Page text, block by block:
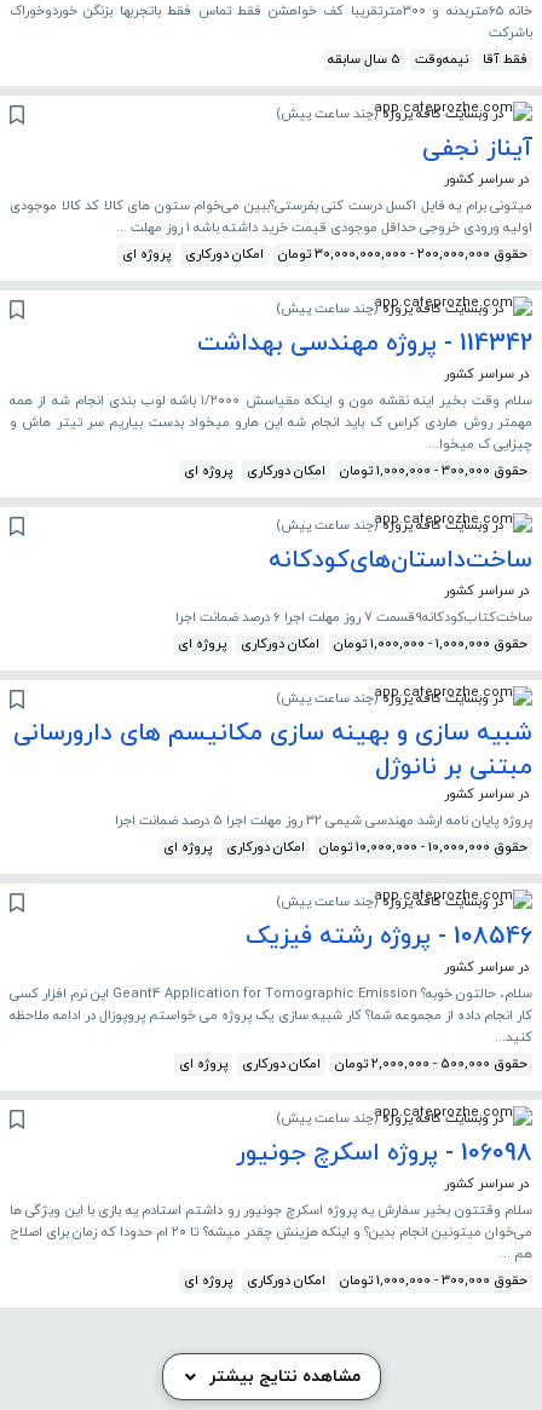
خانه ۶۵متربدنه و ۳۰۰مترتقریبا کف خواهشن فقط تماس فقط باتجربها بزنگن خوردوخوراک
باشرکت
فقط آقا
نیمه‌وقت 5 سال سابقه
در وبسایت کافه پروژه (چند ساعت پیش)
آیناز نجفی
در سراسر کشور
میتونی برام یه فایل اکسل درست کنی بفرستی؟ببین می‌خوام ستون های کالا کد کالا موجودی
اولیه ورودی خروجی حداقل موجودی قیمت خرید داشته باشه 1 روز مهلت ...
حقوق 200,000,000 - 30,000,000,000 تومان
امکان دورکاری پروژه ای
در وبسایت کافه پروژه (چند ساعت پیش)
114342 - پروژه مهندسی بهداشت
در سراسر کشور
سلام وقت بخیر اینه نقشه مون و اینکه مقیاسش ۱/۲۰۰۰ باشه لوب بندی انجام شه از همه
مهمتر روش هاردی کراس ک باید انجام شه این هارو میخواد بدست بیاریم سر تیتر هاش و
چیزایی ک میخوا...
حقوق 300,000 - 1,000,000 تومان
امکان دورکاری پروژه ای
در وبسایت کافه پروژه (چند ساعت پیش)
ساخت‌داستان‌های‌کودکانه
در سراسر کشور
ساخت‌کتاب‌کودکانه9‌قسمت‌ 7 روز مهلت اجرا 6 درصد ضمانت اجرا
حقوق 1,000,000 - 1,000,000 تومان
امکان دورکاری پروژه ای
در وبسایت کافه پروژه (چند ساعت پیش)
شبیه سازی و بهینه سازی مکانیسم های دارورسانی
مبتنی بر نانوژل
در سراسر کشور
پروژه پایان نامه ارشد مهندسی شیمی 32 روز مهلت اجرا 5 درصد ضمانت اجرا
حقوق 10,000,000 - 10,000,000 تومان
امکان دورکاری پروژه ای
در وبسایت کافه پروژه (چند ساعت پیش)
108546 - پروژه رشته فیزیک
در سراسر کشور
سلام، حالتون خوبه؟ Geant4 Application for Tomographic Emission این نرم افزار کسی
کار انجام داده از مجموعه شما؟ کار شبیه سازی یک پروژه می خواستم پروپوزال در ادامه ملاحظه
کنید...
حقوق 500,000 - 2,000,000 تومان
امکان دورکاری پروژه ای
در وبسایت کافه پروژه (چند ساعت پیش)
106098 - پروژه اسکرچ جونیور
در سراسر کشور
سلام وقتتون بخیر سفارش یه پروژه اسکرچ جونیور رو داشتم استادم یه بازی با این ویژگی ها
می‌خوان میتونین انجام بدین؟ و اینکه هزینش چقدر میشه؟ تا ۲۰ ام حدودا که زمان برای اصلاح
هم ...
حقوق 300,000 - 1,000,000 تومان
امکان دورکاری پروژه ای
مشاهده نتایج بیشتر